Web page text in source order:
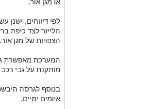
לפי דיווחים, ישנן
הלייזר לצד כיפת
הצפויות של מגן אור.
המערכת מאפשרת
מותקנת על גבי
בנוסף לגרסה
איומים ימיים.